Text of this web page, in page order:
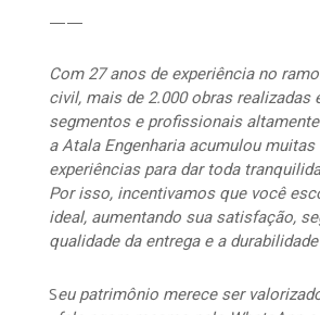
——
Com 27 anos de experiência no
civil, mais de 2.000 obras realizadas
segmentos e profissionais
a Atala Engenharia acumulou
experiências para dar toda
Por isso, incentivamos que você
ideal, aumentando sua satisfação,
qualidade da entrega e a
Seu patrimônio merece ser